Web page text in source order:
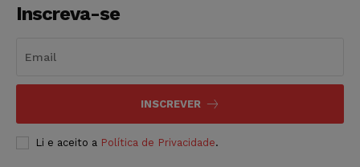
Inscreva-se
INSCREVER
Li e aceito a Política de Privacidade.